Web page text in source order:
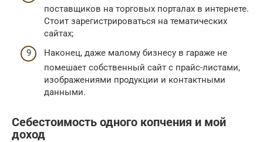
поставщиков на торговых порталах в интернете.
Стоит зарегистрироваться на тематических
сайтах;
Наконец, даже малому бизнесу в гараже не
помешает собственный сайт с прайс-листами,
изображениями продукции и контактными
данными.
Себестоимость одного копчения и мой
доход